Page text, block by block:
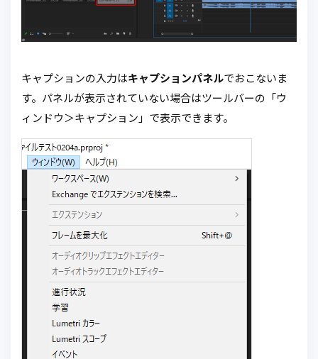
キャプションの入力はキャプションパネルでおこないま
す。パネルが表示されていない場合はツールバーの「ウ
ィンドウ＞キャプション」で表示できます。